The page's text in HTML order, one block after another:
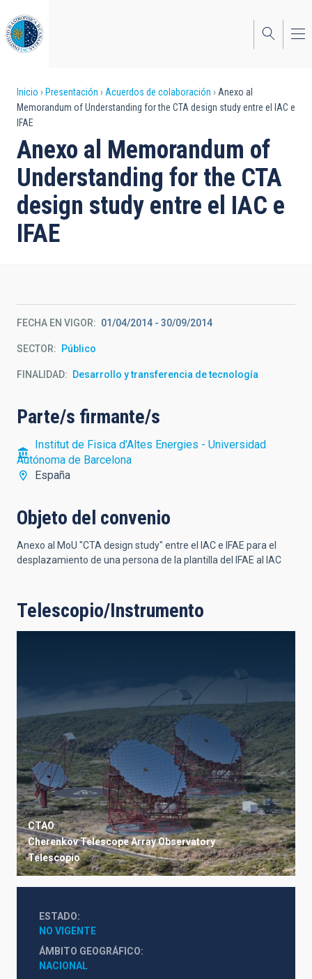
al
contenido
principal
Sobrescribir
enlaces
de
ayuda
a
la
navegación
Inicio Presentación Acuerdos de colaboración
Anexo al
Memorandum of Understanding for the CTA design study entre el IAC e
IFAE
Anexo al Memorandum of
Understanding for the CTA
design study entre el IAC e
IFAE
FECHA EN VIGOR 01/04/2014 - 30/09/2014
SECTOR Público
FINALIDAD Desarrollo y transferencia de tecnología
Parte/s firmante/s
Institut de Fisica d'Altes Energies - Universidad
Autónoma de Barcelona
España
Objeto del convenio
Anexo al MoU "CTA design study" entre el IAC e IFAE para el
desplazamiento de una persona de la plantilla del IFAE al IAC
Telescopio/Instrumento
CTAO
Cherenkov Telescope Array Observatory
Telescopio
ESTADO
NO VIGENTE
ÁMBITO GEOGRÁFICO
NACIONAL